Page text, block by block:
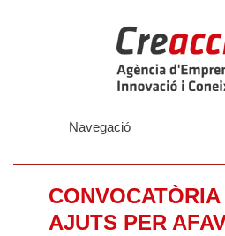
Navegació
AJUTS PER